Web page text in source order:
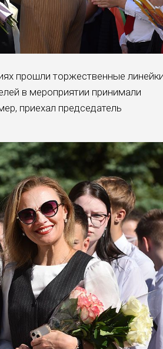
прошли торжественные
в мероприятии принимали
приехал председатель